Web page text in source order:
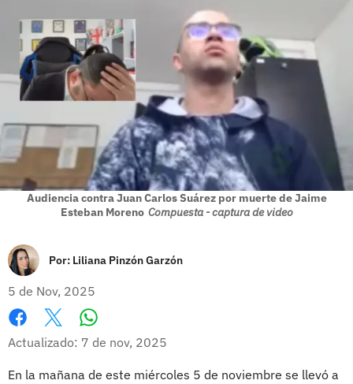
Audiencia contra Juan Carlos Suárez por muerte de Jaime
Esteban Moreno Compuesta - captura de video
Por: Liliana Pinzón Garzón
5 de Nov, 2025
Facebook
X
Actualizado: 7 de nov, 2025
En la mañana de este miércoles 5 de noviembre se llevó a